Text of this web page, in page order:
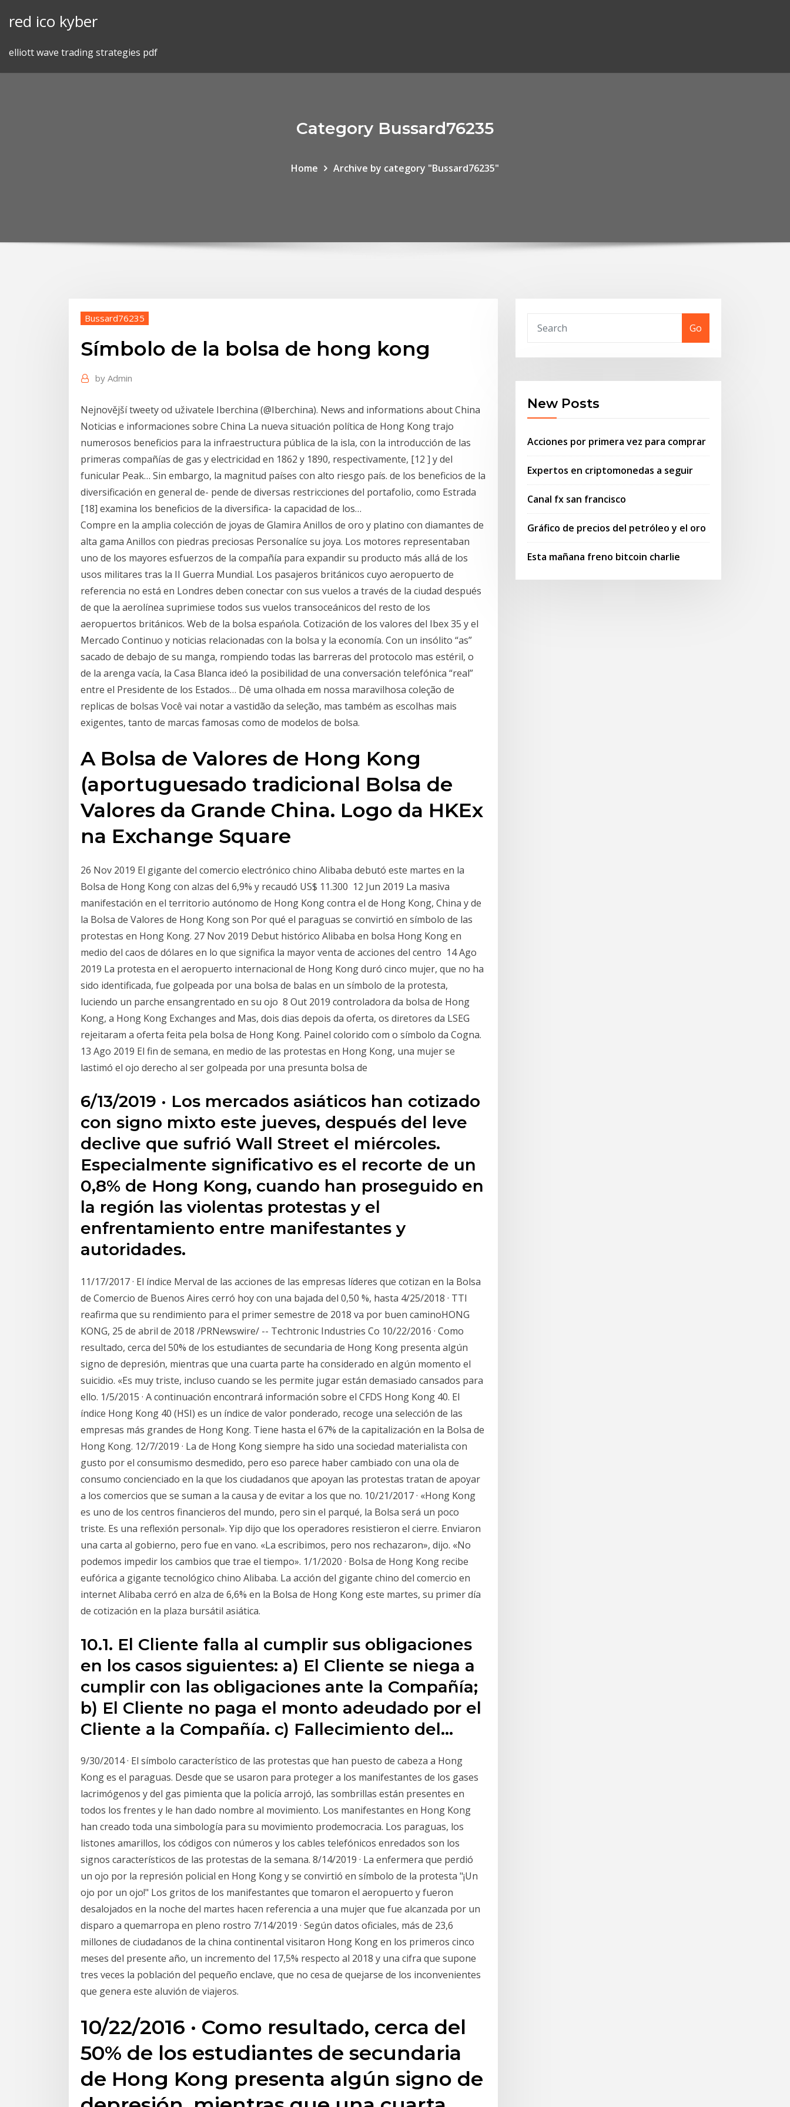
red ico kyber
elliott wave trading strategies pdf
Category Bussard76235
Home Archive by category "Bussard76235"
Bussard76235
Símbolo de la bolsa de hong kong
by Admin
Nejnovější tweety od uživatele Iberchina (@Iberchina). News and informations about China
Noticias e informaciones sobre China La nueva situación política de Hong Kong trajo
numerosos beneficios para la infraestructura pública de la isla, con la introducción de las
primeras compañías de gas y electricidad en 1862 y 1890, respectivamente, [12 ] y del
funicular Peak… Sin embargo, la magnitud países con alto riesgo país. de los beneficios de la
diversificación en general de- pende de diversas restricciones del portafolio, como Estrada
[18] examina los beneficios de la diversifica- la capacidad de los…
Compre en la amplia colección de joyas de Glamira Anillos de oro y platino con diamantes de
alta gama Anillos con piedras preciosas Personalíce su joya. Los motores representaban
uno de los mayores esfuerzos de la compañía para expandir su producto más allá de los
usos militares tras la II Guerra Mundial. Los pasajeros británicos cuyo aeropuerto de
referencia no está en Londres deben conectar con sus vuelos a través de la ciudad después
de que la aerolínea suprimiese todos sus vuelos transoceánicos del resto de los
aeropuertos británicos. Web de la bolsa espańola. Cotización de los valores del Ibex 35 y el
Mercado Continuo y noticias relacionadas con la bolsa y la economía. Con un insólito “as”
sacado de debajo de su manga, rompiendo todas las barreras del protocolo mas estéril, o
de la arenga vacía, la Casa Blanca ideó la posibilidad de una conversación telefónica “real”
entre el Presidente de los Estados… Dê uma olhada em nossa maravilhosa coleção de
replicas de bolsas Você vai notar a vastidão da seleção, mas também as escolhas mais
exigentes, tanto de marcas famosas como de modelos de bolsa.
A Bolsa de Valores de Hong Kong
(aportuguesado tradicional Bolsa de
Valores da Grande China. Logo da HKEx
na Exchange Square
26 Nov 2019 El gigante del comercio electrónico chino Alibaba debutó este martes en la
Bolsa de Hong Kong con alzas del 6,9% y recaudó US$ 11.300 12 Jun 2019 La masiva
manifestación en el territorio autónomo de Hong Kong contra el de Hong Kong, China y de
la Bolsa de Valores de Hong Kong son Por qué el paraguas se convirtió en símbolo de las
protestas en Hong Kong. 27 Nov 2019 Debut histórico Alibaba en bolsa Hong Kong en
medio del caos de dólares en lo que significa la mayor venta de acciones del centro 14 Ago
2019 La protesta en el aeropuerto internacional de Hong Kong duró cinco mujer, que no ha
sido identificada, fue golpeada por una bolsa de balas en un símbolo de la protesta,
luciendo un parche ensangrentado en su ojo 8 Out 2019 controladora da bolsa de Hong
Kong, a Hong Kong Exchanges and Mas, dois dias depois da oferta, os diretores da LSEG
rejeitaram a oferta feita pela bolsa de Hong Kong. Painel colorido com o símbolo da Cogna.
13 Ago 2019 El fin de semana, en medio de las protestas en Hong Kong, una mujer se
lastimó el ojo derecho al ser golpeada por una presunta bolsa de
6/13/2019 · Los mercados asiáticos han cotizado
con signo mixto este jueves, después del leve
declive que sufrió Wall Street el miércoles.
Especialmente significativo es el recorte de un
0,8% de Hong Kong, cuando han proseguido en
la región las violentas protestas y el
enfrentamiento entre manifestantes y
autoridades.
11/17/2017 · El índice Merval de las acciones de las empresas líderes que cotizan en la Bolsa
de Comercio de Buenos Aires cerró hoy con una bajada del 0,50 %, hasta 4/25/2018 · TTI
reafirma que su rendimiento para el primer semestre de 2018 va por buen caminoHONG
KONG, 25 de abril de 2018 /PRNewswire/ -- Techtronic Industries Co 10/22/2016 · Como
resultado, cerca del 50% de los estudiantes de secundaria de Hong Kong presenta algún
signo de depresión, mientras que una cuarta parte ha considerado en algún momento el
suicidio. «Es muy triste, incluso cuando se les permite jugar están demasiado cansados para
ello. 1/5/2015 · A continuación encontrará información sobre el CFDS Hong Kong 40. El
índice Hong Kong 40 (HSI) es un índice de valor ponderado, recoge una selección de las
empresas más grandes de Hong Kong. Tiene hasta el 67% de la capitalización en la Bolsa de
Hong Kong. 12/7/2019 · La de Hong Kong siempre ha sido una sociedad materialista con
gusto por el consumismo desmedido, pero eso parece haber cambiado con una ola de
consumo concienciado en la que los ciudadanos que apoyan las protestas tratan de apoyar
a los comercios que se suman a la causa y de evitar a los que no. 10/21/2017 · «Hong Kong
es uno de los centros financieros del mundo, pero sin el parqué, la Bolsa será un poco
triste. Es una reflexión personal». Yip dijo que los operadores resistieron el cierre. Enviaron
una carta al gobierno, pero fue en vano. «La escribimos, pero nos rechazaron», dijo. «No
podemos impedir los cambios que trae el tiempo». 1/1/2020 · Bolsa de Hong Kong recibe
eufórica a gigante tecnológico chino Alibaba. La acción del gigante chino del comercio en
internet Alibaba cerró en alza de 6,6% en la Bolsa de Hong Kong este martes, su primer día
de cotización en la plaza bursátil asiática.
10.1. El Cliente falla al cumplir sus obligaciones
en los casos siguientes: a) El Cliente se niega a
cumplir con las obligaciones ante la Compañía;
b) El Cliente no paga el monto adeudado por el
Cliente a la Compañía. c) Fallecimiento del…
9/30/2014 · El símbolo característico de las protestas que han puesto de cabeza a Hong
Kong es el paraguas. Desde que se usaron para proteger a los manifestantes de los gases
lacrimógenos y del gas pimienta que la policía arrojó, las sombrillas están presentes en
todos los frentes y le han dado nombre al movimiento. Los manifestantes en Hong Kong
han creado toda una simbología para su movimiento prodemocracia. Los paraguas, los
listones amarillos, los códigos con números y los cables telefónicos enredados son los
signos característicos de las protestas de la semana. 8/14/2019 · La enfermera que perdió
un ojo por la represión policial en Hong Kong y se convirtió en símbolo de la protesta "¡Un
ojo por un ojo!" Los gritos de los manifestantes que tomaron el aeropuerto y fueron
desalojados en la noche del martes hacen referencia a una mujer que fue alcanzada por un
disparo a quemarropa en pleno rostro 7/14/2019 · Según datos oficiales, más de 23,6
millones de ciudadanos de la china continental visitaron Hong Kong en los primeros cinco
meses del presente año, un incremento del 17,5% respecto al 2018 y una cifra que supone
tres veces la población del pequeño enclave, que no cesa de quejarse de los inconvenientes
que genera este aluvión de viajeros.
10/22/2016 · Como resultado, cerca del
50% de los estudiantes de secundaria
de Hong Kong presenta algún signo de
Go
New Posts
Acciones por primera vez para comprar
Expertos en criptomonedas a seguir
Canal fx san francisco
Gráfico de precios del petróleo y el oro
Esta mañana freno bitcoin charlie